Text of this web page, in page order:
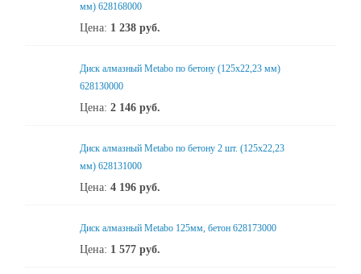
мм) 628168000
Цена: 1 238 руб.
Диск алмазный Metabo по бетону (125x22,23 мм)
628130000
Цена: 2 146 руб.
Диск алмазный Metabo по бетону 2 шт. (125x22,23
мм) 628131000
Цена: 4 196 руб.
Диск алмазный Metabo 125мм, бетон 628173000
Цена: 1 577 руб.